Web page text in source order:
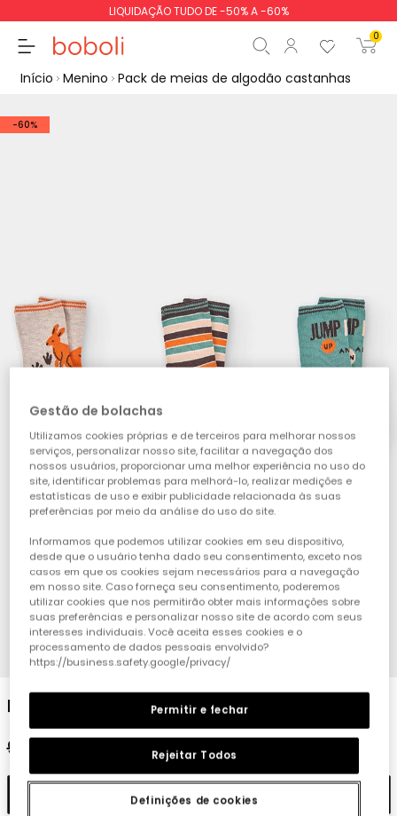
LIQUIDAÇÃO TUDO DE -50% A -60%
0
Início Menino Pack de meias de algodão castanhas
-60%
1 2 3 4
Pack de meias de algodão castanhas
9,95 €
3,95 €
Adicionar
Gestão de bolachas
Utilizamos cookies próprias e de terceiros para melhorar nossos
serviços, personalizar nosso site, facilitar a navegação dos
nossos usuários, proporcionar uma melhor experiência no uso do
site, identificar problemas para melhorá-lo, realizar medições e
estatísticas de uso e exibir publicidade relacionada às suas
preferências por meio da análise do uso do site.
Informamos que podemos utilizar cookies em seu dispositivo,
desde que o usuário tenha dado seu consentimento, exceto nos
casos em que os cookies sejam necessários para a navegação
em nosso site. Caso forneça seu consentimento, poderemos
utilizar cookies que nos permitirão obter mais informações sobre
suas preferências e personalizar nosso site de acordo com seus
interesses individuais. Você aceita esses cookies e o
processamento de dados pessoais envolvido?
https://business.safety.google/privacy/
Definições de cookies
Rejeitar Todos
Permitir e fechar